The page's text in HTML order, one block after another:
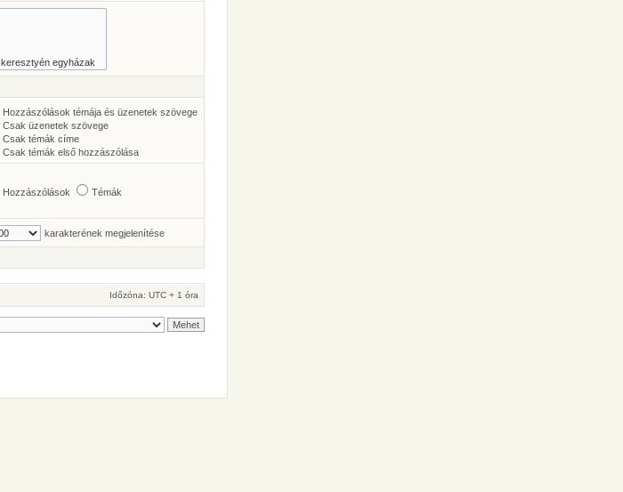
Hozzászólások témája és üzenetek szövege
Csak üzenetek szövege
Csak témák címe
Csak témák első hozzászólása
Hozzászólások Témák
karakterének megjelenítése
Időzóna: UTC + 1 óra